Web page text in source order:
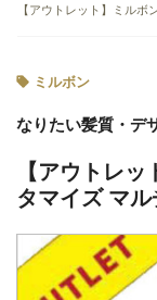
【アウトレット】ミル
ミルボン
なりたい髪質・デ
【アウトレ
タマイズ マ